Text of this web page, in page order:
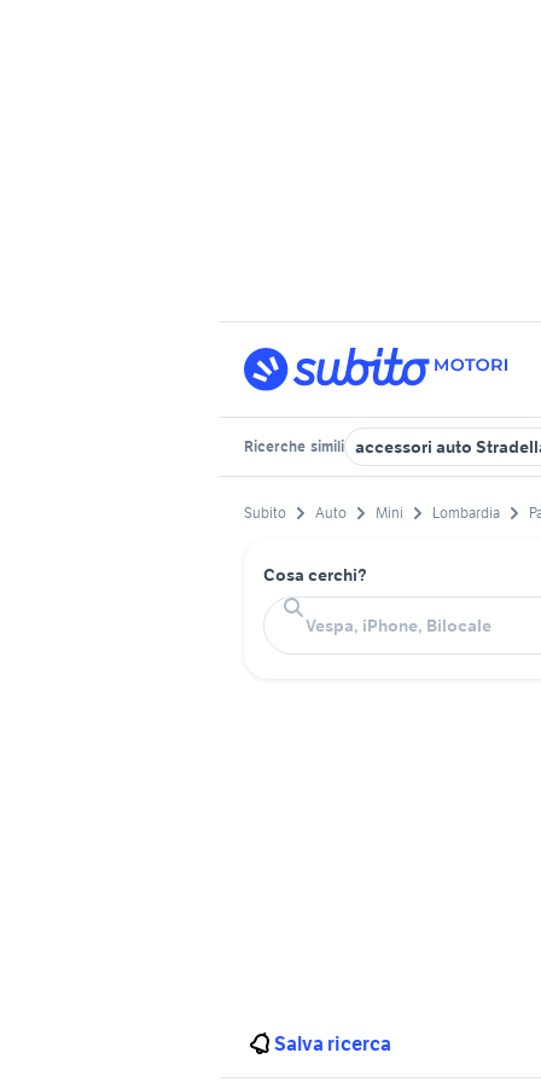
Ricerche simili accessori auto
Subito Auto Mini Lombardia
Cosa cerchi?
Salva ricerca